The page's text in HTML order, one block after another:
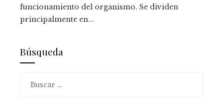
funcionamiento del organismo. Se dividen
principalmente en...
Búsqueda